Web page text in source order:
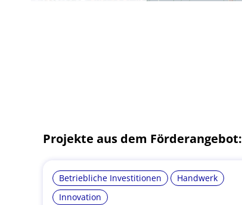
Projekte aus dem Förderangebot:
Betriebliche Investitionen
Handwerk
Innovation